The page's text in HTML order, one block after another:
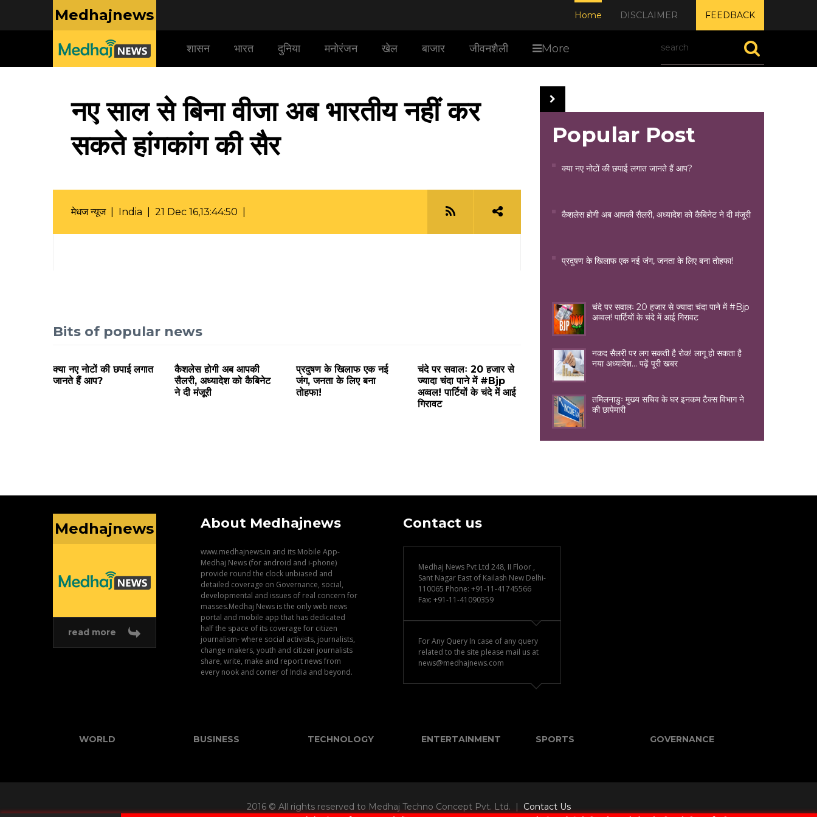
Medhajnews Home DISCLAIMER FEEDBACK
शासन भारत दुनिया मनोरंजन खेल बाजार जीवनशैली More
नए साल से बिना वीजा अब भारतीय नहीं कर
सकते हांगकांग की सैर
मेधज न्यूज | India | 21 Dec 16,13:44:50 |
Bits of popular news
क्या नए नोटों की छपाई लगात
जानते हैं आप?
कैशलेस होगी अब आपकी
सैलरी, अध्यादेश को कैबिनेट
ने दी मंजूरी
प्रदुषण के खिलाफ एक नई
जंग, जनता के लिए बना
तोहफा!
चंदे पर सवालः 20 हजार से
ज्यादा चंदा पाने में #Bjp
अव्वल! पार्टियों के चंदे में आई
गिरावट
Popular Post
क्या नए नोटों की छपाई लगात जानते हैं आप?
कैशलेस होगी अब आपकी सैलरी, अध्यादेश को कैबिनेट ने दी मंजूरी
प्रदुषण के खिलाफ एक नई जंग, जनता के लिए बना तोहफा!
चंदे पर सवालः 20 हजार से ज्यादा चंदा पाने में #Bjp
अव्वल! पार्टियों के चंदे में आई गिरावट
नकद सैलरी पर लग सकती है रोक! लागू हो सकता है
नया अध्यादेश... पढ़ें पूरी खबर
तमिलनाडुः मुख्य सचिव के घर इनकम टैक्स विभाग ने
की छापेमारी
Medhajnews
read more
About Medhajnews
www.medhajnews.in and its Mobile App-
Medhaj News (for android and i-phone)
provide round the clock unbiased and
detailed coverage on Governance, social,
developmental and issues of real concern for
masses.Medhaj News is the only web news
portal and mobile app that has dedicated
half the space of its coverage for citizen
journalism- where social activists, journalists,
change makers, youth and citizen journalists
share, write, make and report news from
every nook and corner of India and beyond.
Contact us
Medhaj News Pvt Ltd 248, II Floor ,
Sant Nagar East of Kailash New Delhi-
110065 Phone: +91-11-41745566
Fax: +91-11-41090359
For Any Query In case of any query
related to the site please mail us at
news@medhajnews.com
WORLD BUSINESS TECHNOLOGY ENTERTAINMENT SPORTS GOVERNANCE
2016 © All rights reserved to Medhaj Techno Concept Pvt. Ltd. | Contact Us